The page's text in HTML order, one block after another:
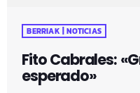
BERRIAK | NOTICIAS
Fito Cabrales:
esperado»